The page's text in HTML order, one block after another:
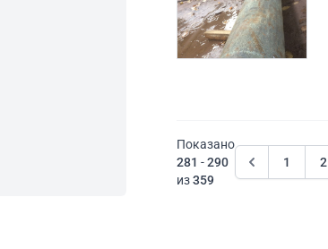
Показано
281 -290
из359
1 2